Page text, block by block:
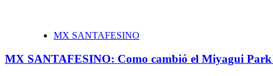
MX SANTAFESINO
MX SANTAFESINO: Como cambió el Miyagui